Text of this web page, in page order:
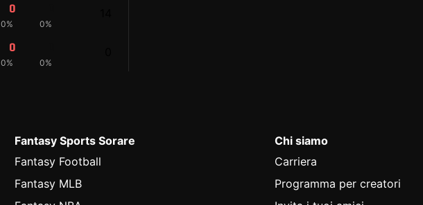
0
0% 0%
0
0% 0%
Fantasy Sports Sorare
Fantasy Football
Fantasy MLB
Chi siamo
Carriera
Programma per creatori